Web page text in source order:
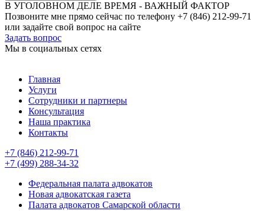
В УГОЛОВНОМ ДЕЛЕ ВРЕМЯ - ВАЖНЫЙ ФАКТОР
Позвоните мне прямо сейчас по телефону +7 (846) 212-99-71
или задайте свой вопрос на сайте
Задать вопрос
Мы в социальных сетях
Главная
Услуги
Сотрудники и партнеры
Консультация
Наша практика
Контакты
+7 (846) 212-99-71
+7 (499) 288-34-32
Федеральная палата адвокатов
Новая адвокатская газета
Палата адвокатов Самарской области